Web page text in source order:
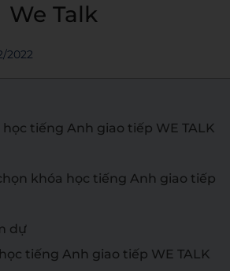
We Talk
2022
tiếng Anh giao tiếp WE TALK
khóa học tiếng Anh giao tiếp
dự
tiếng Anh giao tiếp WE TALK